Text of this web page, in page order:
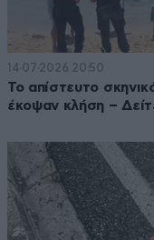
14·07·2026 20:50
Το απίστευτο
έκοψαν κλήση –